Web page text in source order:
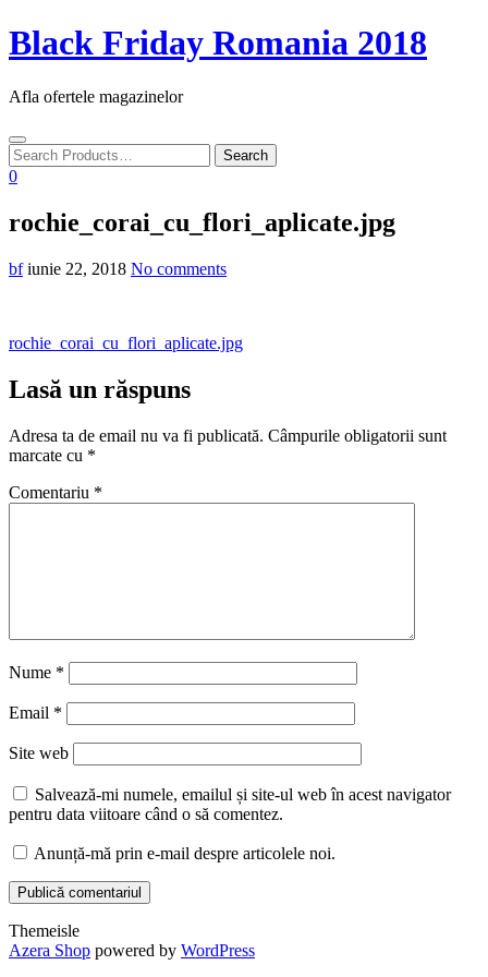
Skip
to
Black Friday Romania 2018
Afla ofertele magazinelor
Toggle
navigation
0
rochie_corai_cu_flori_aplicate.jpg
bf iunie 22, 2018 No comments
Navigare
în
articole
rochie_corai_cu_flori_aplicate.jpg
Lasă un răspuns
Adresa ta de email nu va fi publicată. Câmpurile obligatorii sunt
marcate cu *
Comentariu *
Nume *
Email *
Site web
Salvează-mi numele, emailul și site-ul web în acest navigator
pentru data viitoare când o să comentez.
Anunță-mă prin e-mail despre articolele noi.
Themeisle
Secondary
Azera Shop powered by WordPress